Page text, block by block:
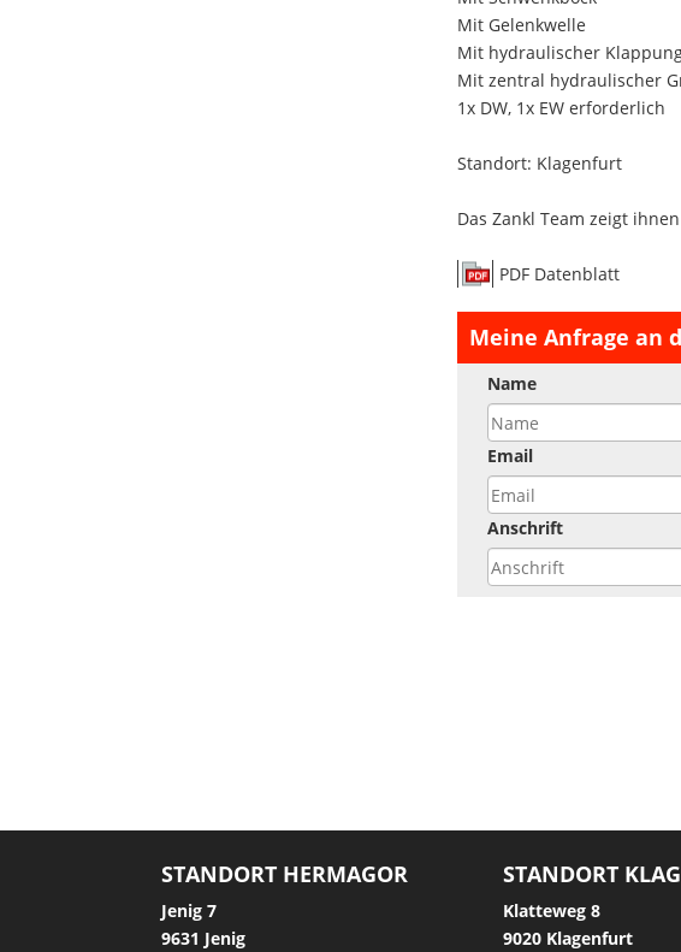
Mit Gelenkwelle
Mit hydraulischer
Mit zentral hydraulischer
1x DW, 1x EW erforderlich
Standort: Klagenfurt
Das Zankl Team zeigt
PDF Datenblatt
Meine Anfrage an
Name
Email
Anschrift
STANDORT HERMAGOR
Jenig 7
9631 Jenig
STANDORT
Klatteweg 8
9020 Klagenfurt